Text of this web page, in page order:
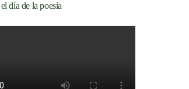
día de la poesía